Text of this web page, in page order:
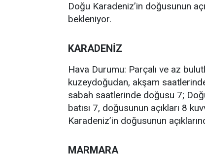
Doğu Karadeniz’in doğusunun
bekleniyor.
KARADENİZ
Hava Durumu: Parçalı ve az
kuzeydoğudan, akşam
sabah saatlerinde doğusu 7;
batısı 7, doğusunun açıkları 8
Karadeniz’in doğusunun
MARMARA